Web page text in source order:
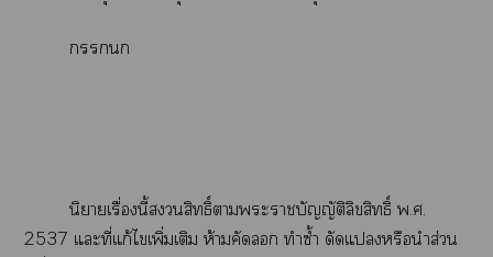

นิยายเรื่องนี้สิทธิ์าะาบัญญัติลิขสิทธิ์ พ.ศ.
2537 แะที่แก้ไเพิ่มเติม ห้ามคัด ทำซ้ำ ดัดแหรือนำส่วน